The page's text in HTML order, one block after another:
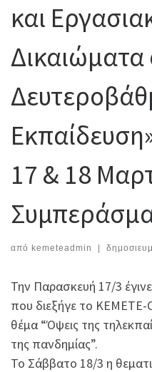
και
Δικαιώματα
17 & 18
από kemeteadmin |
Την Παρασκευή 17/3
που διεξήγε το ΚΕΜΕΤΕ-
θέμα “Όψεις της
της πανδημίας”.
Το Σάββατο 18/3 η